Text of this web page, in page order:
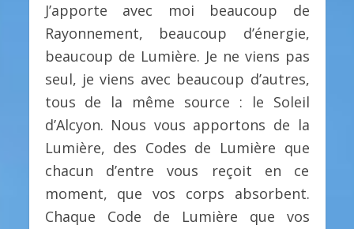
J’apporte avec moi beaucoup de
Rayonnement, beaucoup d’énergie,
beaucoup de Lumière. Je ne viens pas
seul, je viens avec beaucoup d’autres,
tous de la même source : le Soleil
d’Alcyon. Nous vous apportons de la
Lumière, des Codes de Lumière que
chacun d’entre vous reçoit en ce
moment, que vos corps absorbent.
Chaque Code de Lumière que vos